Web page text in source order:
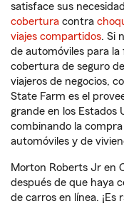
satisface sus
cobertura contra
viajes compartidos. Si
de automóviles para
cobertura de seguro
viajeros de negocios,
State Farm es el
grande en los Estados
combinando la
automóviles y de
Morton Roberts Jr en
después de que haya
de carros en línea. ¡Es